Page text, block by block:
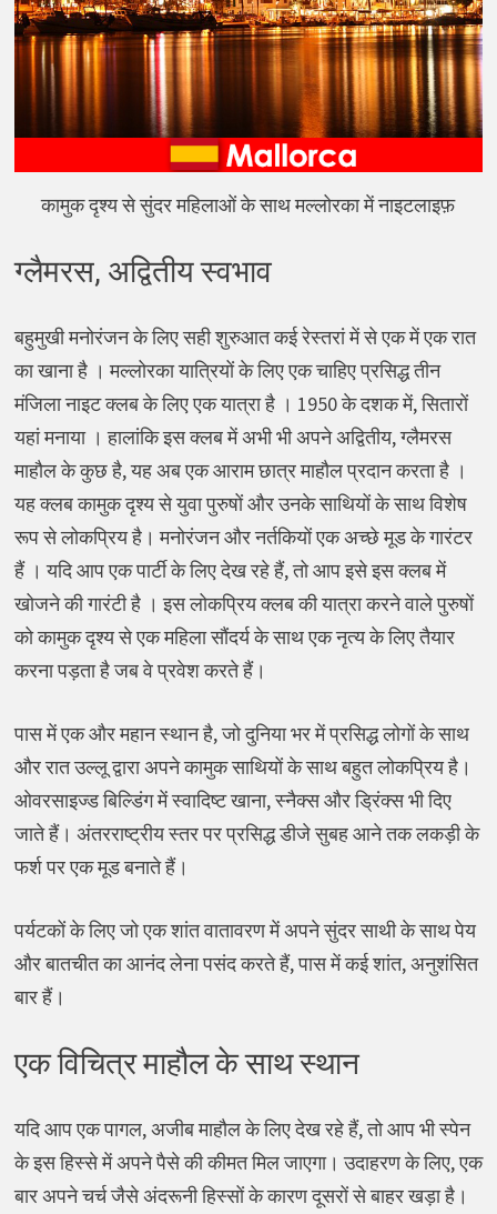
कामुक दृश्य से सुंदर महिलाओं के साथ मल्लोरका में नाइटलाइफ़
ग्लैमरस, अद्वितीय स्वभाव
बहुमुखी मनोरंजन के लिए सही शुरुआत कई रेस्तरां में से एक में एक रात
का खाना है । मल्लोरका यात्रियों के लिए एक चाहिए प्रसिद्ध तीन
मंजिला नाइट क्लब के लिए एक यात्रा है । 1950 के दशक में, सितारों
यहां मनाया । हालांकि इस क्लब में अभी भी अपने अद्वितीय, ग्लैमरस
माहौल के कुछ है, यह अब एक आराम छात्र माहौल प्रदान करता है ।
यह क्लब कामुक दृश्य से युवा पुरुषों और उनके साथियों के साथ विशेष
रूप से लोकप्रिय है। मनोरंजन और नर्तकियों एक अच्छे मूड के गारंटर
हैं । यदि आप एक पार्टी के लिए देख रहे हैं, तो आप इसे इस क्लब में
खोजने की गारंटी है । इस लोकप्रिय क्लब की यात्रा करने वाले पुरुषों
को कामुक दृश्य से एक महिला सौंदर्य के साथ एक नृत्य के लिए तैयार
करना पड़ता है जब वे प्रवेश करते हैं।
पास में एक और महान स्थान है, जो दुनिया भर में प्रसिद्ध लोगों के साथ
और रात उल्लू द्वारा अपने कामुक साथियों के साथ बहुत लोकप्रिय है।
ओवरसाइज्ड बिल्डिंग में स्वादिष्ट खाना, स्नैक्स और ड्रिंक्स भी दिए
जाते हैं। अंतरराष्ट्रीय स्तर पर प्रसिद्ध डीजे सुबह आने तक लकड़ी के
फर्श पर एक मूड बनाते हैं।
पर्यटकों के लिए जो एक शांत वातावरण में अपने सुंदर साथी के साथ पेय
और बातचीत का आनंद लेना पसंद करते हैं, पास में कई शांत, अनुशंसित
बार हैं।
एक विचित्र माहौल के साथ स्थान
यदि आप एक पागल, अजीब माहौल के लिए देख रहे हैं, तो आप भी स्पेन
के इस हिस्से में अपने पैसे की कीमत मिल जाएगा। उदाहरण के लिए, एक
बार अपने चर्च जैसे अंदरूनी हिस्सों के कारण दूसरों से बाहर खड़ा है।